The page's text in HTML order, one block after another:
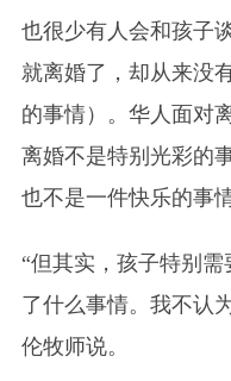
也很少有人会和孩子
就离婚了，却从来没
的事情）。华人面对
离婚不是特别光彩的
也不是一件快乐的事
“但其实，孩子特别需
了什么事情。我不认
伦牧师说。